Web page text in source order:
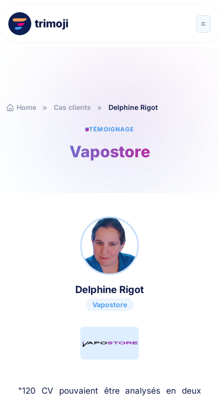
trimoji
Home Cas clients Delphine Rigot
TÉMOIGNAGE
Vapostore
Delphine Rigot
Vapostore
"120 CV pouvaient être analysés en deux